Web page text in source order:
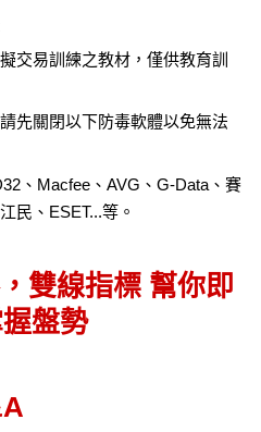
交易訓練之教材，僅供教育訓
先關閉以下防毒軟體以免無法
、Macfee、AVG、G-Data、賽
民、ESET...等。
雙線指標 幫你即
盤勢